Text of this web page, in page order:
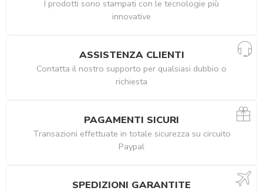
I prodotti sono stampati con le tecnologie più
innovative
ASSISTENZA CLIENTI
Contatta il nostro supporto per qualsiasi dubbio o
richiesta
PAGAMENTI SICURI
Transazioni effettuate in totale sicurezza su circuito
Paypal
SPEDIZIONI GARANTITE